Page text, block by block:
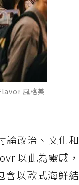
風格美
論政治、文化和
以此為靈感，
含以歐式海鮮結